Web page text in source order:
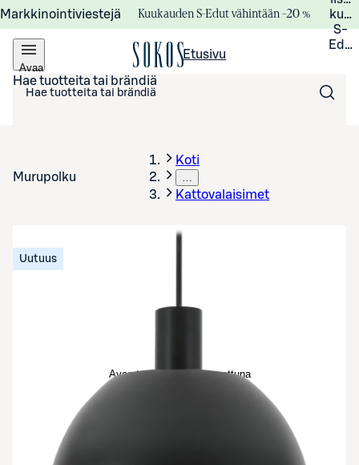
Markkinointiviestejä Kuukauden S-Edut vähintään –20 %
S-
Avaa
valikko
Etusivu
Hae tuotteita tai brändiä
Murupolku
Koti
…
Kattovalaisimet
Avaa tuotekuva suurennettuna
Uutuus